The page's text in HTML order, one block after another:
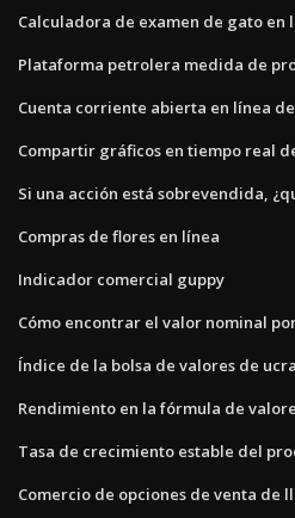
Calculadora de examen de gato en
Plataforma petrolera medida de
Cuenta corriente abierta en línea
Compartir gráficos en tiempo real
Si una acción está sobrevendida,
Compras de flores en línea
Indicador comercial guppy
Cómo encontrar el valor nominal
Índice de la bolsa de valores de
Rendimiento en la fórmula de
Tasa de crecimiento estable del
Comercio de opciones de venta de